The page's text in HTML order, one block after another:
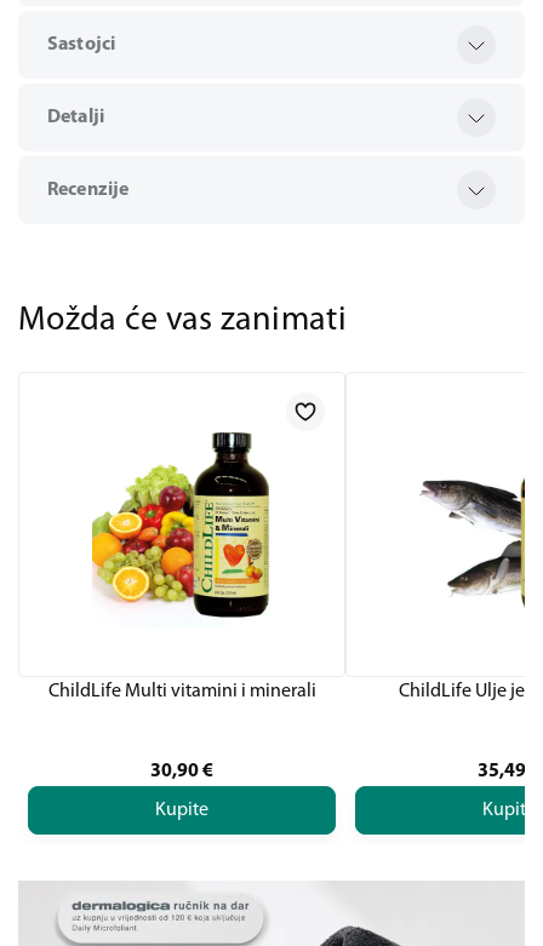
Sastojci
Detalji
Recenzije
Možda će vas zanimati
ChildLife Multi vitamini i minerali
30,90€
Kupite
ChildLife Ulje
35,49
Kupite